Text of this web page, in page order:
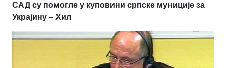
САД су помогле у куповини српске муниције за
Украјину – Хил